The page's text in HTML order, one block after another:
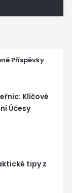
Příspěvky
Klíčové
Účesy
tipy z